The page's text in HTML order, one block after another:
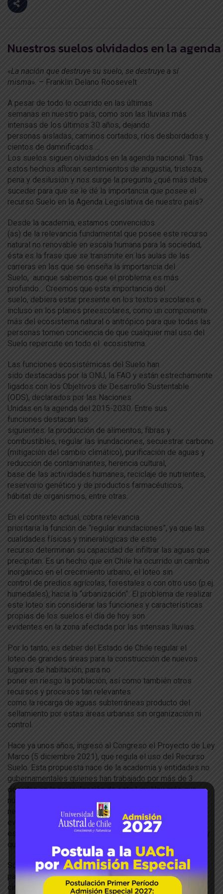
Nuestros suelos olvidados en la
«La nación que destruye su suelo, se destruye a sí
misma». – Franklin De lano Roosevelt
A pesar de todo lo ocurrido en las últimas
semanas en nuestro país, como son las lluvias más
intensas de los últimos 30 años, dejando
personas aisladas, caminos cortados, ríos desbordados y
cientos de damnificados …
Los suelos siguen olvidados en la agenda nacional . Tras
estos hechos afloran sentimientos de angustia, tristeza,
pena y desilusión y nos surge la pregunta ¿qué más debe
suceder para que se le dé la importancia que posee el
recurso Suelo en la Agenda Legislativa de nuestro país?
Desde la academia, estamos convencidos
(as) de la relevancia fundamental que posee este recurso
natural no renovable en escala humana para la sociedad,
ésta es la frase que se transmite en las aulas de las
carreras en las que se enseña la importancia de
Suelo, aunque sabemos que el problema es más
profundo… Creemos que esta importancia de
suelo, debiera estar presente en los textos escolares e
incluso en los planes preescolares, como un componente
más de l ecosistema natural o antrópico para que todas las
personas tomen conciencia de que cualquier mal uso de
Suelo repercute en todo el ecosistema.
Las funciones ecosistémicas de l Suelo han
sido destacadas por la ONU, la FAO y están estrechamente
ligados con los Objetivos de Desarrollo Sustentable
(ODS), declarados por las Naciones
Unidas en la agenda de l 2015-2030. Entre sus
funciones destacan las
siguientes: la producción de a limentos, fibras y
combustibles, regular las inundaciones, secuestrar carbono
(mitigación de l cambio climático), purificación de aguas y
reducción de contaminantes, herencia cultural,
base de las actividades humanes, reciclaje de nutrientes,
reservorio genético y de productos farmacéuticos,
hábitat de organismos, entre otras.
En el contexto actual, cobra relevancia
prioritaria la función de “regular inundaciones”, ya que las
cualidades físicas y mineralógicas de este
recurso determinan su capacidad de infiltrar las aguas que
precipitan. Es un hecho que en Chile ha ocurrido un cambio
inorgánico en el crecimiento urbano, el loteo sin
control de predios agrícolas, forestales o con otro uso (p.ej.
humedales), hacia la “urbanización”. El problema de realizar
este loteo sin considerar las funciones y características
propias de los suelos el día de hoy son
evidentes en la zona afectada por las intensas lluvias.
Por lo tanto, es deber de l Estado de Chile regular el
loteo de grandes áreas para la construcción de nuevos
lugares de habitación, para no
poner en riesgo la población, así como también otros
recursos y procesos tan relevantes
como la recarga de aguas subterráneas producto de
sellamiento por estas áreas urbanas sin organización ni
control.
Hace ya unos años, ingresó a l Congreso el Proyecto de Ley
Marco (5 diciembre 2021), que regula el uso de l Recurso
Suelo. Esta propuesta nace de la academia y entidades no
gubernamentales quienes han trabajado por más de 3
décadasen lapromulgacióndeesta Ley. Hoy más que
nunca, este marco regulatorio se convierte
necesidad imperativaantelas
evidencias
los acontecimientos ocurridos. Chile
es
pocos paísesde laOCDE que no posee una Ley
que regule su uso.
Sólo pensandoenvozalta yantela
evidencia,
parecede“sentido común” cuestionar bajo qué
circunstancias, evidenciadeestudios, se